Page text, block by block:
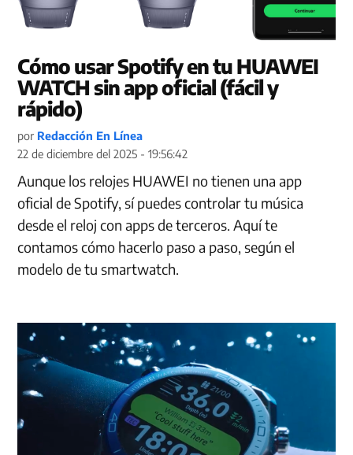
Cómo usar Spotify en tu HUAWEI
WATCH sin app oficial (fácil y
rápido)
por Redacción En Línea
22 de diciembre del 2025 - 19:56:42
Aunque los relojes HUAWEI no tienen una app
oficial de Spotify, sí puedes controlar tu música
desde el reloj con apps de terceros. Aquí te
contamos cómo hacerlo paso a paso, según el
modelo de tu smartwatch.